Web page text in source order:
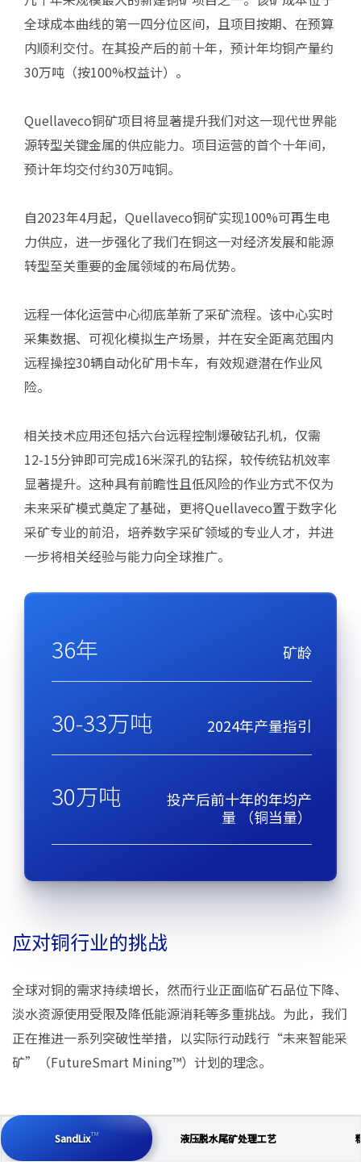
全球成本曲线的第一四分位区间，且项目按期、在预算
内顺利交付。在其投产后的前十年，预计年均铜产量约
30万吨（按100%权益计）。
Quellaveco铜矿项目将显著提升我们对这一现代世界能
源转型关键金属的供应能力。项目运营的首个十年间，
预计年均交付约30万吨铜。
自2023年4月起，Quellaveco铜矿实现100%可再生电
力供应，进一步强化了我们在铜这一对经济发展和能源
转型至关重要的金属领域的布局优势。
远程一体化运营中心彻底革新了采矿流程。该中心实时
采集数据、可视化模拟生产场景，并在安全距离范围内
远程操控30辆自动化矿用卡车，有效规避潜在作业风
险。
相关技术应用还包括六台远程控制爆破钻孔机，仅需
12-15分钟即可完成16米深孔的钻探，较传统钻机效率
显著提升。这种具有前瞻性且低风险的作业方式不仅为
未来采矿模式奠定了基础，更将Quellaveco置于数字化
采矿专业的前沿，培养数字采矿领域的专业人才，并进
一步将相关经验与能力向全球推广。​
36年 矿龄​
30-33万吨 2024年产量指引
30万吨
投产后前十年的年均产
量​ （铜当量）​
应对铜行业的挑战
全球对铜的需求持续增长，然而行业正面临矿石品位下降、
淡水资源使用受限及降低能源消耗等多重挑战。为此，我们
正在推进一系列突破性举措，以实际行动践行“未来智能采
矿”（FutureSmart Mining™）计划的理念。
SandLixSandLixTM 液压脱水尾矿处理工艺